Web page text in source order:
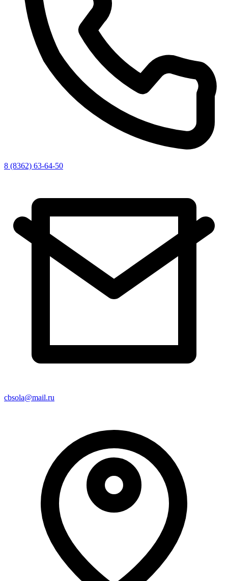
8 (8362) 63-64-50
cbsola@mail.ru